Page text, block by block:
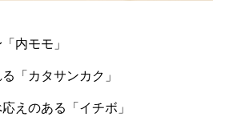
内モモ」
「カタサンカク」
えのある「イチボ」